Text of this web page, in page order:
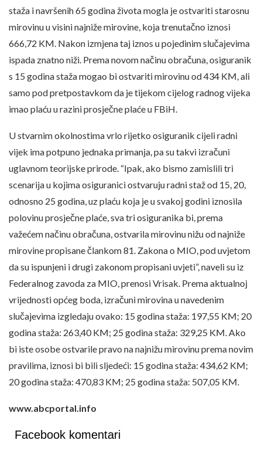
staža i navršenih 65 godina života mogla je ostvariti starosnu
mirovinu u visini najniže mirovine, koja trenutačno iznosi
666,72 KM. Nakon izmjena taj iznos u pojedinim slučajevima
ispada znatno niži. Prema novom načinu obračuna, osiguranik
s 15 godina staža mogao bi ostvariti mirovinu od 434 KM, ali
samo pod pretpostavkom da je tijekom cijelog radnog vijeka
imao plaću u razini prosječne plaće u FBiH.
U stvarnim okolnostima vrlo rijetko osiguranik cijeli radni
vijek ima potpuno jednaka primanja, pa su takvi izračuni
uglavnom teorijske prirode. “Ipak, ako bismo zamislili tri
scenarija u kojima osiguranici ostvaruju radni staž od 15, 20,
odnosno 25 godina, uz plaću koja je u svakoj godini iznosila
polovinu prosječne plaće, sva tri osiguranika bi, prema
važećem načinu obračuna, ostvarila mirovinu nižu od najniže
mirovine propisane člankom 81. Zakona o MIO, pod uvjetom
da su ispunjeni i drugi zakonom propisani uvjeti”, naveli su iz
Federalnog zavoda za MIO, prenosi Vrisak. Prema aktualnoj
vrijednosti općeg boda, izračuni mirovina u navedenim
slučajevima izgledaju ovako: 15 godina staža: 197,55 KM; 20
godina staža: 263,40 KM; 25 godina staža: 329,25 KM. Ako
bi iste osobe ostvarile pravo na najnižu mirovinu prema novim
pravilima, iznosi bi bili sljedeći: 15 godina staža: 434,62 KM;
20 godina staža: 470,83 KM; 25 godina staža: 507,05 KM.
www.abcportal.info
Facebook komentari